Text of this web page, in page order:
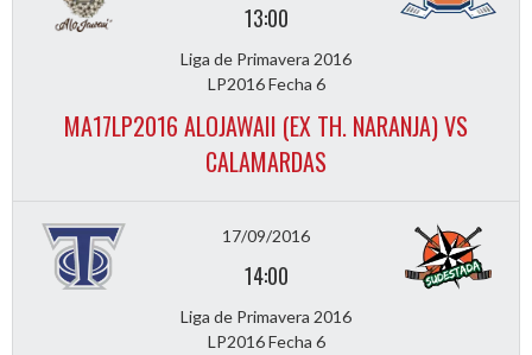
13:00
Liga de Primavera 2016
LP2016 Fecha 6
MA17LP2016 ALOJAWAII (EX TH. NARANJA) VS
CALAMARDAS
17/09/2016
14:00
Liga de Primavera 2016
LP2016 Fecha 6